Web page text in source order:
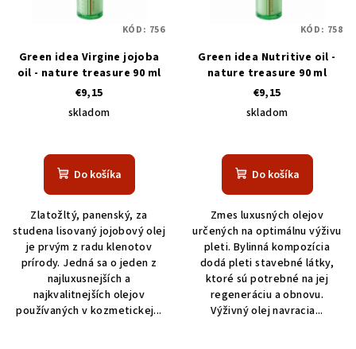
Green idea Virgine jojoba
oil - nature treasure 90 ml
€9,15
skladom
Do košíka
Zlatožltý, panenský, za
studena lisovaný jojobový olej
je prvým z radu klenotov
prírody. Jedná sa o jeden z
najluxusnejších a
najkvalitnejších olejov
používaných v kozmetickej...
KÓD: 756
Green idea Nutritive oil -
nature treasure 90 ml
€9,15
skladom
Do košíka
Zmes luxusných olejov
určených na optimálnu výživu
pleti. Bylinná kompozícia
dodá pleti stavebné látky,
ktoré sú potrebné na jej
regeneráciu a obnovu.
Výživný olej navracia...
KÓD: 758